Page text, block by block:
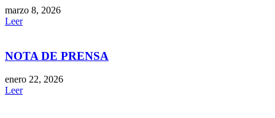
marzo 8, 2026
Leer
NOTA DE PRENSA
enero 22, 2026
Leer